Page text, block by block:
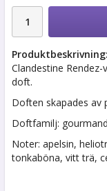
Produktbeskrivning:
Clandestine
doft.
Doften skapades av
Doftfamilj:
Noter: apelsin,
tonkaböna, vitt trä,